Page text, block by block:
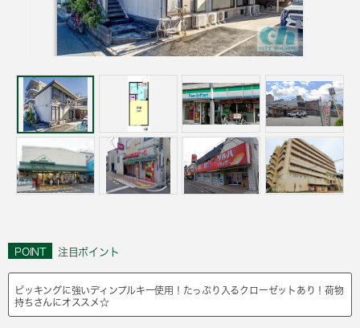
POINT 注目ポイント
ピッキングに強いディンプルキー使用！たっぷり入るクローゼットあり！荷物
持ちさんにオススメ☆